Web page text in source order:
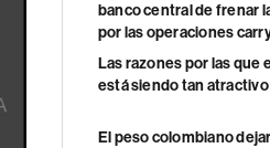
banco central de frenar
por las operaciones
Las razones por las que
está siendo tan atractivo
El peso colombiano